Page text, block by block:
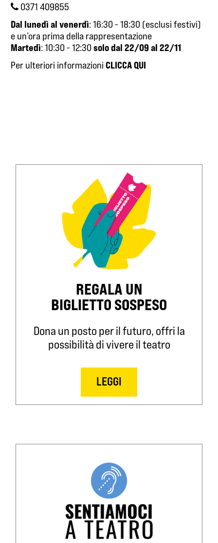
0371 409855
Dal lunedì al venerdì: 16:30 - 18:30 (esclusi festivi)
e un’ora prima della rappresentazione
Martedì: 10:30 - 12:30solo dal 22/09 al 22/11
Per ulteriori informazioniCLICCA QUI
REGALA UN
BIGLIETTO SOSPESO
Dona un posto per il futuro, offri la
possibilità di vivere il teatro
LEGGI